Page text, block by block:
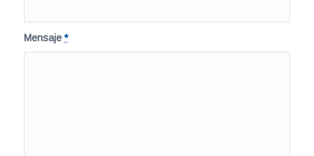
Mensaje*